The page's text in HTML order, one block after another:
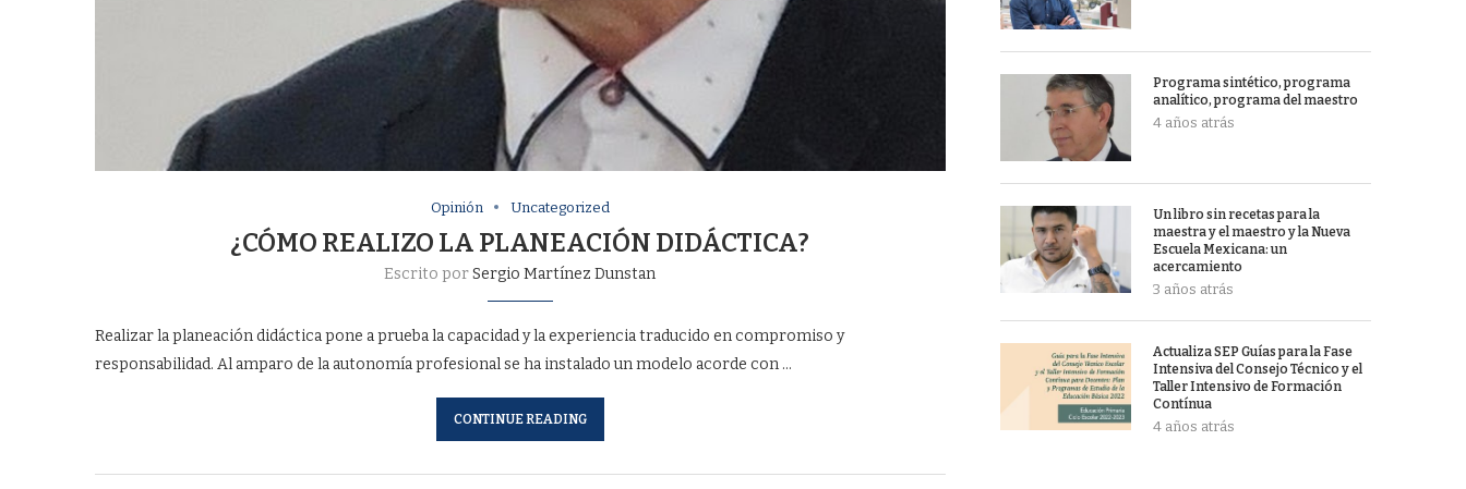
Opinión Uncategorized
¿CÓMO REALIZO LA PLANEACIÓN DIDÁCTICA?
Escrito porSergio Martínez Dunstan
Realizar la planeación didáctica pone a prueba la capacidad y la experiencia traducido en compromiso y
responsabilidad. Al amparo de la autonomía profesional se ha instalado un modelo acorde con …
CONTINUE READING
Programa sintético, programa
analítico, programa del maestro
4 años atrás
Un libro sin recetas para la
maestra y el maestro y la Nueva
Escuela Mexicana: un
acercamiento
3 años atrás
Actualiza SEP Guías para la Fase
Intensiva del Consejo Técnico y el
Taller Intensivo de Formación
Contínua
4 años atrás